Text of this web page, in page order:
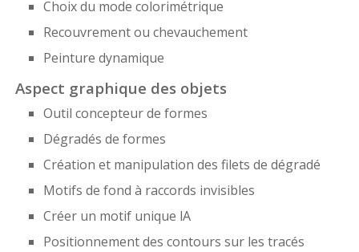
Choix du mode colorimétrique
Recouvrement ou chevauchement
Peinture dynamique
Aspect graphique des objets
Outil concepteur de formes
Dégradés de formes
Création et manipulation des filets de dégradé
Motifs de fond à raccords invisibles
Créer un motif unique lA
Positionnement des contours sur les tracés